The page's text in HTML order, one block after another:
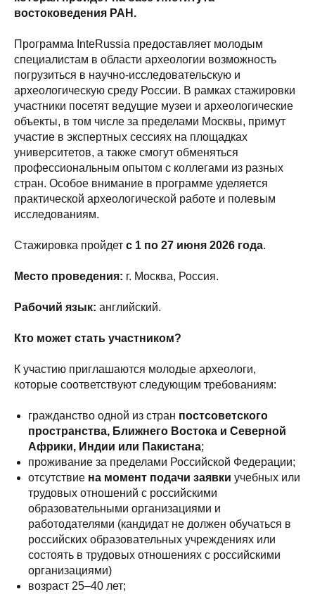
востоковедения РАН.
Программа InteRussia предоставляет молодым
специалистам в области археологии возможность
погрузиться в научно-исследовательскую и
археологическую среду России. В рамках стажировки
участники посетят ведущие музеи и археологические
объекты, в том числе за пределами Москвы, примут
участие в экспертных сессиях на площадках
университетов, а также смогут обменяться
профессиональным опытом с коллегами из разных
стран. Особое внимание в программе уделяется
практической археологической работе и полевым
исследованиям.
Стажировка пройдет с 1 по 27 июня 2026 года.
Место проведения: г. Москва, Россия.
Рабочий язык: английский.
Кто может стать участником?
К участию приглашаются молодые археологи,
которые соответствуют следующим требованиям:
гражданство одной из стран постсоветского
пространства, Ближнего Востока и Северной
Африки, Индии или Пакистана;
проживание за пределами Российской Федерации;
отсутствие на момент подачи заявки учебных или
трудовых отношений с российскими
образовательными организациями и
работодателями (кандидат не должен обучаться в
российских образовательных учреждениях или
состоять в трудовых отношениях с российскими
организациями)
возраст 25–40 лет;